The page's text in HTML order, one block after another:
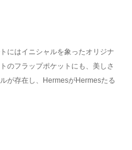
にはイニシャルを象ったオリジナ
のフラップポケットにも、美しさ
が存在し、HermesがHermesたる